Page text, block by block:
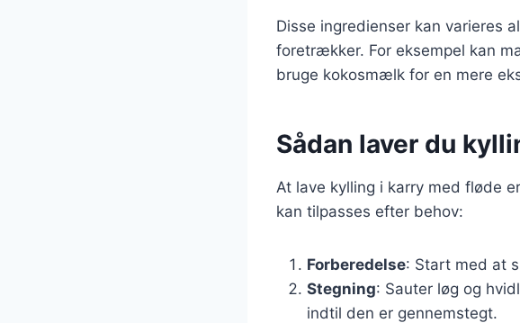
Disse ingredienser kan varieres
foretrækker. For eksempel kan
bruge kokosmælk for en mere
Sådan laver du
At lave kylling i karry med fløde
kan tilpasses efter behov:
Forberedelse: Start med at
Stegning: Sauter løg og
indtil den er gennemstegt.